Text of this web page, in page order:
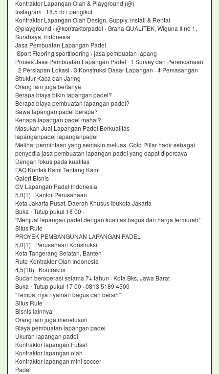
Kontraktor Lapangan Olah & Playground (@)
Instagram · 18,5 rb+ pengikut
Kontraktor Lapangan Olah Design, Supply, Install & Rental
@playground · @kontraktorpadel · Graha QUALITEK, Wiguna II no 1,
Surabaya, Indonesia
Jasa Pembuatan Lapangan Padel
Sport Flooring sportflooring › jasa pembuatan lapang
Proses Jasa Pembuatan Lapangan Padel · 1 Survey dan Perencanaan
· 2 Persiapan Lokasi · 3 Konstruksi Dasar Lapangan · 4 Pemasangan
Struktur Kaca dan Jaring
Orang lain juga bertanya
Berapa biaya bikin lapangan padel?
Berapa biaya pembuatan lapangan padel?
Sewa lapangan padel berapa?
Kenapa lapangan padel mahal?
Masukan Jual Lapangan Padel Berkualitas
lapanganpadel lapanganpadel
Melihat permintaan yang semakin meluas, Gold Pillar hadir sebagai
penyedia jasa pembuatan lapangan padel yang dapat dipercaya
Dengan fokus pada kualitas
FAQ Kontak Kami Tentang Kami
Galeri Bisnis
CV Lapangan Padel Indonesia
5,0(1) · Kantor Perusahaan
Kota Jakarta Pusat, Daerah Khusus Ibukota Jakarta
Buka ⋅ Tutup pukul 18 00 ·
"Menjual lapangan padel dengan kualitas bagus dan harga termurah"
Situs Rute
PROYEK PEMBANGUNAN LAPANGAN PADEL
5,0(1) · Perusahaan Konstruksi
Kota Tangerang Selatan, Banten
Rute Kontraktor Olah Indonesia
4,5(18) · Kontraktor
Sudah beroperasi selama 7+ tahun · Kota Bks, Jawa Barat
Buka ⋅ Tutup pukul 17 00 · 0813 5189 4500
"Tempat nya nyaman bagus dan bersih"
Situs Rute
Bisnis lainnya
Orang lain juga menelusuri
Biaya pembuatan lapangan padel
Ukuran lapangan padel
Kontraktor lapangan Futsal
Kontraktor lapangan olah
Kontraktor lapangan mini soccer
Padel